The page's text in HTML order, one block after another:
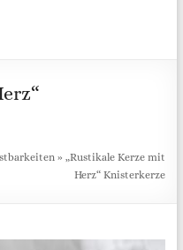
»„Rustikale Kerze mit
Herz“ Knisterkerze